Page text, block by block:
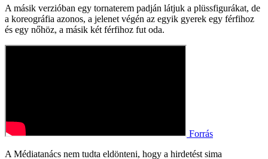
A másik verzióban egy tornaterem padján látjuk a plüssfigurákat, de
a koreográfia azonos, a jelenet végén az egyik gyerek egy férfihoz
és egy nőhöz, a másik két férfihoz fut oda.
Forrás
A Médiatanács nem tudta eldönteni, hogy a hirdetést sima